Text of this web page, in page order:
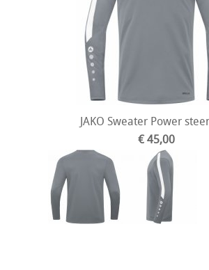
JAKO Sweater Power
€ 45,00